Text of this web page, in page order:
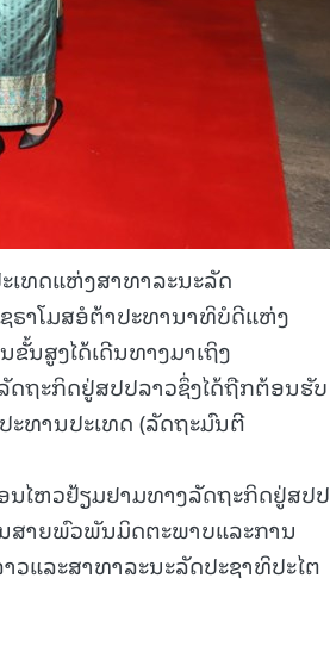
ທດແຫ່ງສາທາລະນະລັດ
ຣາໂມສອໍຕ້າປະທານາທິບໍດີແຫ່ງ
ນສູງໄດ້ເດີນທາງມາເຖິງ
ຖະກິດຢູ່ສປປລາວຊຶ່ງໄດ້ຖືກຕ້ອນຮັບ
ທານປະເທດ (ລັດຖະມົນຕີ
ນໄຫວຢ້ຽມຢາມທາງລັດຖະກິດຢູ່ສປປ
າຍພົວພັນມິດຕະພາບແລະການ
ວແລະສາທາລະນະລັດປະຊາທິປະໄຕ